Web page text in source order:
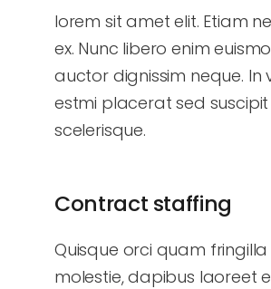
lorem sit amet elit. Etiam
ex. Nunc libero enim
auctor dignissim neque. In
estmi placerat sed suscipit
scelerisque.
Contract staffing
Quisque orci quam
molestie, dapibus laoreet